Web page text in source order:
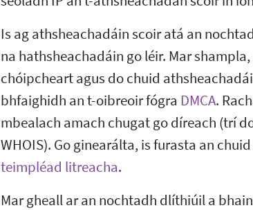
Is ag athsheachadáin scoir atá an
na hathsheachadáin go léir. Mar
chóipcheart agus do chuid
bhfaighidh an t-oibreoir fógra DMCA.
mbealach amach chugat go díreach (trí
WHOIS). Go ginearálta, is furasta an
teimpléad litreacha.
Mar gheall ar an nochtadh dlíthiúil a